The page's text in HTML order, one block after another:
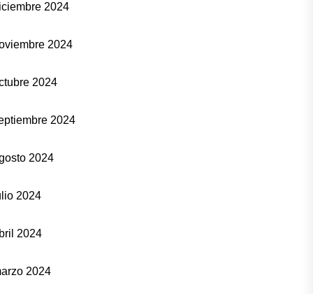
2024
2024
2024
2024
2024
2024
2024
2024